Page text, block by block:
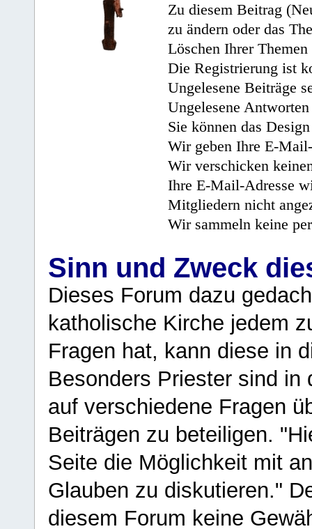
Zu diesem Beitrag
zu ändern oder das
Löschen Ihrer
Die Registrierung ist
Ungelesene Beiträge
Ungelesene
Sie können das
Wir geben Ihre E-
Wir verschicken
Ihre E-Mail-Adresse
Mitgliedern nicht
Wir sammeln keine
Sinn und Zweck
Dieses Forum dazu
katholische Kirche jedem
Fragen hat, kann diese in
Besonders Priester sind in
auf verschiedene Fragen
Beiträgen zu beteiligen.
Seite die Möglichkeit mit
Glauben zu diskutieren."
diesem Forum keine